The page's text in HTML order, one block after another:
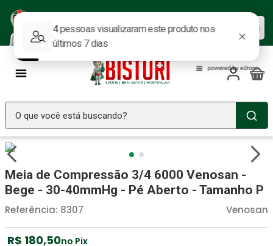
ofertas.
Baixar agora
O que você está buscando?
Meia de Compressão 3/4 6000 Venosan -
Bege - 30-40mmHg - Pé Aberto - Tamanho P
Venosan
Referência: 8307
R$ 180,50no Pix
2º Fralda Geriatrica
3º Luva Latex
4º Estetoscopio Littmann